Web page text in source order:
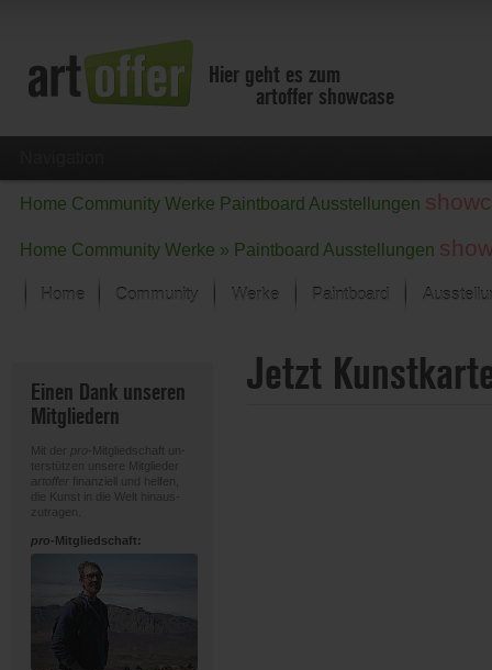
Hier geht es zum
artoffer showcase
Home Community Werke Paintboard Ausstellungen
Home Community Werke » Paintboard Ausstellungen
Home Community Werke
Der letzte Monat im Fokus
Alle Fokus-Werke
Paintboard
Einen Dank unseren
Mitgliedern
Mit der pro
-Mitgliedschaft un-
terstützen unsere Mitglieder
artoffer finanziell und helfen,
die Kunst in die Welt hinaus-
zutragen.
pro-Mitgliedschaft:
Jetzt